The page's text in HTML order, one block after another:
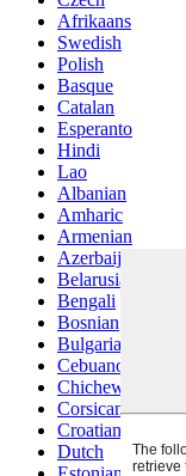
Afrikaans
Swedish
Polish
Basque
Catalan
Esperanto
Hindi
Lao
Albanian
Amharic
Armenian
Azerbaijani
Belarusian
Bengali
Bosnian
Bulgarian
Cebuano
Chichewa
Corsican
Croatian
Dutch